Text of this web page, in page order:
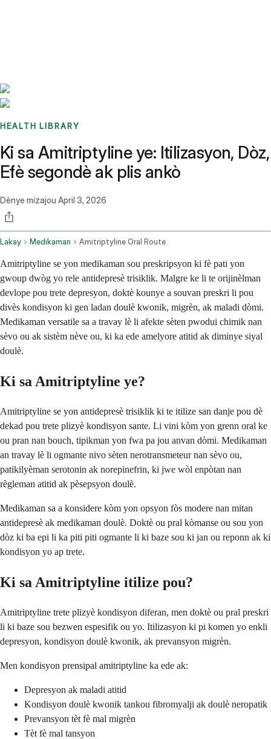
HEALTH LIBRARY
Ki sa Amitriptyline ye: Itilizasyon, Dòz,
Efè segondè ak plis ankò
Dènye mizajou April 3, 2026
Lakay Medikaman Amitriptyline Oral Route
Amitriptyline se yon medikaman sou preskripsyon ki fè pati yon
gwoup dwòg yo rele antidepresè trisiklik. Malgre ke li te orijinèlman
devlope pou trete depresyon, doktè kounye a souvan preskri li pou
divès kondisyon ki gen ladan doulè kwonik, migrèn, ak maladi dòmi.
Medikaman versatile sa a travay lè li afekte sèten pwodui chimik nan
sèvo ou ak sistèm nève ou, ki ka ede amelyore atitid ak diminye siyal
doulè.
Ki sa Amitriptyline ye?
Amitriptyline se yon antidepresè trisiklik ki te itilize san danje pou dè
dekad pou trete plizyè kondisyon sante. Li vini kòm yon grenn oral ke
ou pran nan bouch, tipikman yon fwa pa jou anvan dòmi. Medikaman
an travay lè li ogmante nivo sèten nerotransmeteur nan sèvo ou,
patikilyèman serotonin ak norepinefrin, ki jwe wòl enpòtan nan
règleman atitid ak pèsepsyon doulè.
Medikaman sa a konsidere kòm yon opsyon fòs modere nan mitan
antidepresè ak medikaman doulè. Doktè ou pral kòmanse ou sou yon
dòz ki ba epi li ka piti piti ogmante li ki baze sou ki jan ou reponn ak ki
kondisyon yo ap trete.
Ki sa Amitriptyline itilize pou?
Amitriptyline trete plizyè kondisyon diferan, men doktè ou pral preskri
li ki baze sou bezwen espesifik ou yo. Itilizasyon ki pi komen yo enkli
depresyon, kondisyon doulè kwonik, ak prevansyon migrèn.
Men kondisyon prensipal amitriptyline ka ede ak:
Depresyon ak maladi atitid
Kondisyon doulè kwonik tankou fibromyalji ak doulè neropatik
Prevansyon tèt fè mal migrèn
Tèt fè mal tansyon